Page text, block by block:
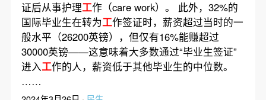
证后从事护理工作（care work）。 此外，32%的
国际毕业生在转为工作签证时，薪资超过当时的一
般水平（26200英镑），但仅有16%能赚超过
30000英镑——这意味着大多数通过“毕业生签证”
进入工作的人，薪资低于其他毕业生的中位数。
……